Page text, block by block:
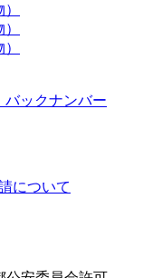
バックナンバー
について